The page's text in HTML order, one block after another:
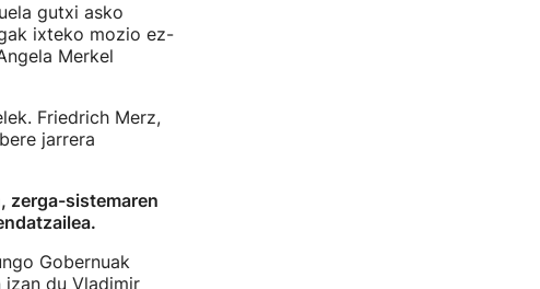
gutxi asko
ixteko mozio ez-
Merkel
Friedrich Merz,
jarrera
zerga-sistemaren
Gobernuak
du Vladimir